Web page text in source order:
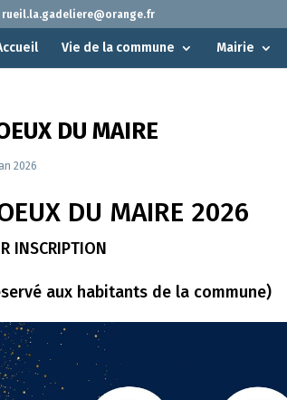
rueil.la.gadeliere@orange.fr
Vie de la commune Mairie
DU MAIRE
2026
DU MAIRE 2026
INSCRIPTION
aux habitants de la commune)